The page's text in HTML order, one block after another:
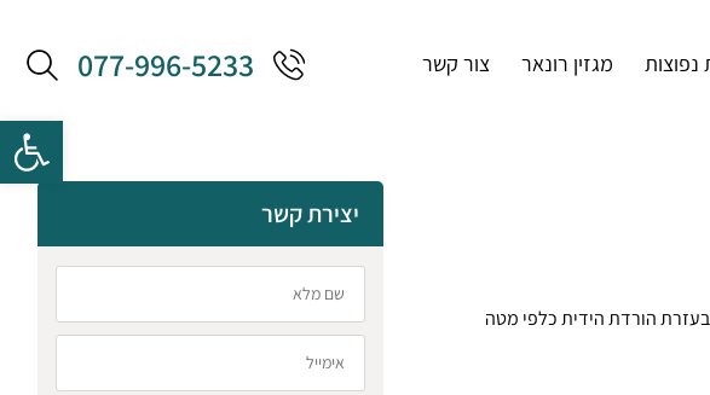
נפוצות מגזין רונאר צור קשר 077-996-5233
הורדת הידית כלפי מטה
יצירת קשר